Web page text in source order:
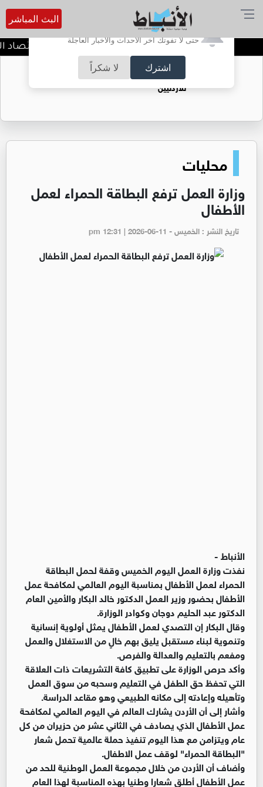
أترغب في تفعيل الإشعارات؟
حتى لا تفوتك آخر الأحداث والأخبار العاجلة
اشترك لا شكراً
البث المباشر
وزير المياه والري ووزير
حقل الريشة حين يتحول الغاز إلى فرص عمل
للأردنيين
محليات
وزارة العمل ترفع البطاقة الحمراء لعمل
الأطفال
تاريخ النشر : الخميس - pm 12:31 | 2026-06-11
الأنباط -
نفذت وزارة العمل اليوم الخميس وقفة لحمل البطاقة
الحمراء لعمل الأطفال بمناسبة اليوم العالمي لمكافحة عمل
الأطفال بحضور وزير العمل الدكتور خالد البكار والأمين العام
الدكتور عبد الحليم دوجان وكوادر الوزارة.
وقال البكار إن التصدي لعمل الأطفال يمثل أولوية إنسانية
وتنموية لبناء مستقبل يليق بهم خالٍ من الاستغلال والعمل
ومفعم بالتعليم والعدالة والفرص.
وأكد حرص الوزارة على تطبيق كافة التشريعات ذات العلاقة
التي تحفظ حق الطفل في التعليم وسحبه من سوق العمل
وتأهيله وإعادته إلى مكانه الطبيعي وهو مقاعد الدراسة.
وأشار إلى أن الأردن يشارك العالم في اليوم العالمي لمكافحة
عمل الأطفال الذي يصادف في الثاني عشر من حزيران من كل
عام ويتزامن مع هذا اليوم تنفيذ حملة عالمية تحمل شعار
"البطاقة الحمراء" لوقف عمل الاطفال.
وأضاف أن الأردن من خلال مجموعة العمل الوطنية للحد من
عمل الأطفال أطلق شعارا وطنيا بهذه المناسبة لهذا العام